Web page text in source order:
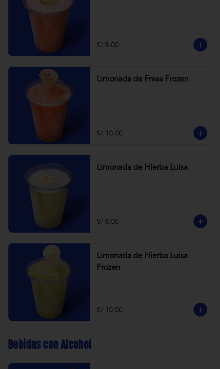
S/ 8.00
Limonada de Fresa Frozen
S/ 10.00
Limonada de Hierba Luisa
S/ 8.00
Limonada de Hierba Luisa
Frozen
S/ 10.00
Bebidas con Alcohol